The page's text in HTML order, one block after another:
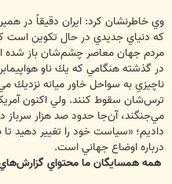
وي خاطرنشان كرد: ‌ايران دقيقاً ‌در
‌كه ‌دنياي ‌جديدي ‌در ‌حال ‌تكوين ‌است
‌مردم ‌جهان ‌معاصر ‌چشم‌شان ‌باز ‌شده
‌در ‌گذشته ‌هنگامي ‌كه ‌يك ‌ناو
‌ناچيزي ‌به ‌سواحل ‌خاور ‌ميانه
‌ترس‌شان ‌سقوط ‌كنند. ‌ولي ‌اكنون
‌مي‌جنگند، ‌آن‌جا ‌حدود ‌صد ‌هزار ‌سرباز
‌داديم؛ ‌«سياست ‌خود ‌را ‌تغيير ‌دهيد
‌درباره ‌اوضاع ‌جهاني ‌است.
‌همه ‌همسايگان ‌ما ‌محتواي